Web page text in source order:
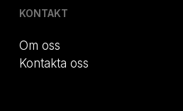
KONTAKT
Om oss
Kontakta oss